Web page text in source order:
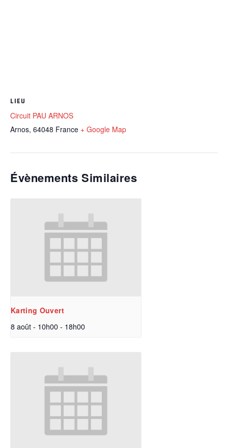
LIEU
Circuit PAU ARNOS
Arnos, 64048 France + Google Map
Évènements Similaires
Karting Ouvert
8 août - 10h00- 18h00